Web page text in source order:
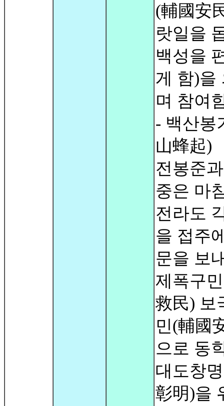
(輔國安
랏일을
백성을
게 함)을
며 참여
- 백산봉
山蜂起)
전봉준
중은 마
전라도
을 접주
문을 보
제폭구
救民) 보
민(輔國
으로 동
대도창
彰明)을